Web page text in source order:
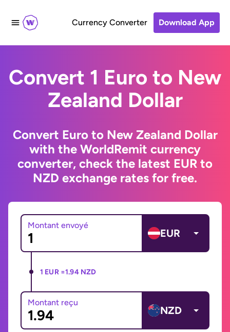
Currency Converter Download App
Convert 1 Euro to New
Zealand Dollar
Convert Euro to New Zealand Dollar
with the WorldRemit currency
converter, check the latest EUR to
NZD exchange rates for free.
Montant envoyé
EUR
1 EUR =1.94 NZD
Montant reçu
NZD